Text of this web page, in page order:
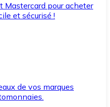
Mastercard pour acheter
et sécurisé !
de vos marques